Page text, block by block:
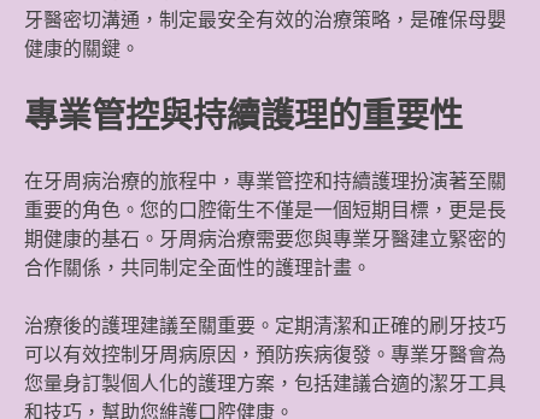
牙醫密切溝通，制定最安全有效的治療策略，是確保母嬰
健康的關鍵。
專業管控與持續護理的重要性
在牙周病治療的旅程中，專業管控和持續護理扮演著至關
重要的角色。您的口腔衛生不僅是一個短期目標，更是長
期健康的基石。牙周病治療需要您與專業牙醫建立緊密的
合作關係，共同制定全面性的護理計畫。
治療後的護理建議至關重要。定期清潔和正確的刷牙技巧
可以有效控制牙周病原因，預防疾病復發。專業牙醫會為
您量身訂製個人化的護理方案，包括建議合適的潔牙工具
和技巧，幫助您維護口腔健康。